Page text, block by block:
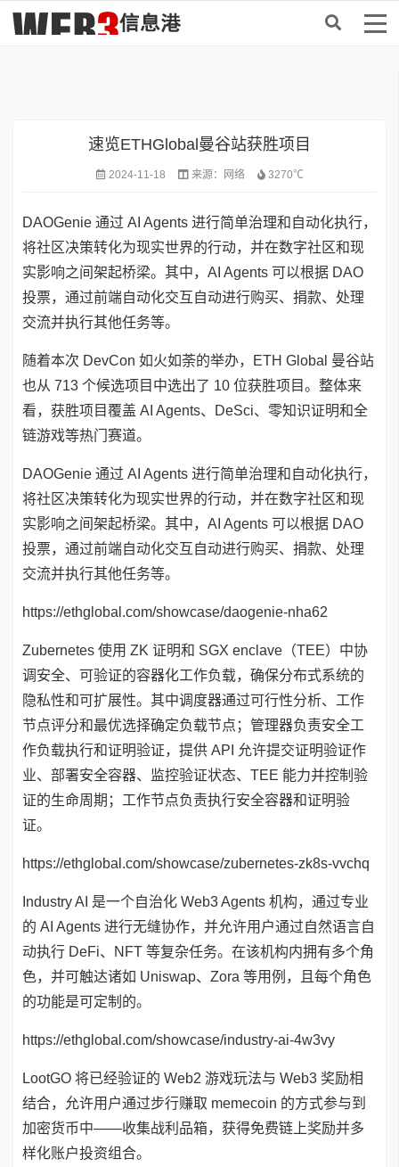
首页 > 资讯
速览ETHGlobal曼谷站获胜项目
2024-11-18 来源： 网络 3270℃
DAOGenie 通过 AI Agents 进行简单治理和自动化执行，
将社区决策转化为现实世界的行动，并在数字社区和现
实影响之间架起桥梁。其中，AI Agents 可以根据 DAO
投票，通过前端自动化交互自动进行购买、捐款、处理
交流并执行其他任务等。
随着本次 DevCon 如火如荼的举办，ETH Global 曼谷站
也从 713 个候选项目中选出了 10 位获胜项目。整体来
看，获胜项目覆盖 AI Agents、DeSci、零知识证明和全
链游戏等热门赛道。
DAOGenie 通过 AI Agents 进行简单治理和自动化执行，
将社区决策转化为现实世界的行动，并在数字社区和现
实影响之间架起桥梁。其中，AI Agents 可以根据 DAO
投票，通过前端自动化交互自动进行购买、捐款、处理
交流并执行其他任务等。
https://ethglobal.com/showcase/daogenie-nha62
Zubernetes 使用 ZK 证明和 SGX enclave（TEE）中协
调安全、可验证的容器化工作负载，确保分布式系统的
隐私性和可扩展性。其中调度器通过可行性分析、工作
节点评分和最优选择确定负载节点；管理器负责安全工
作负载执行和证明验证，提供 API 允许提交证明验证作
业、部署安全容器、监控验证状态、TEE 能力并控制验
证的生命周期；工作节点负责执行安全容器和证明验
证。
https://ethglobal.com/showcase/zubernetes-zk8s-vvchq
Industry AI 是一个自治化 Web3 Agents 机构，通过专业
的 AI Agents 进行无缝协作，并允许用户通过自然语言自
动执行 DeFi、NFT 等复杂任务。在该机构内拥有多个角
色，并可触达诸如 Uniswap、Zora 等用例，且每个角色
的功能是可定制的。
https://ethglobal.com/showcase/industry-ai-4w3vy
LootGO 将已经验证的 Web2 游戏玩法与 Web3 奖励相
结合，允许用户通过步行赚取 memecoin 的方式参与到
加密货币中——收集战利品箱，获得免费链上奖励并多
样化账户投资组合。